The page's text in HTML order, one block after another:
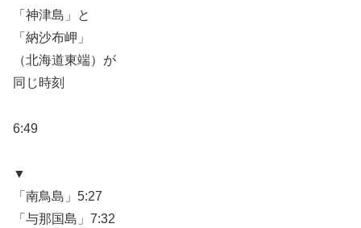
「神津島」と
「納沙布岬」
（北海道東端）が
同じ時刻
6:49
▼
「南鳥島」5:27
「与那国島」7:32